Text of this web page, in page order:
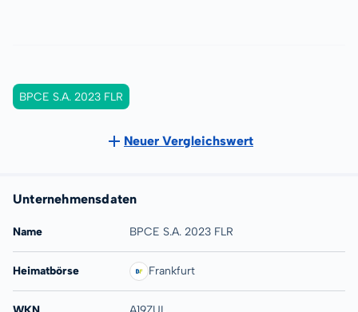
BPCE S.A. 2023 FLR
Neuer Vergleichswert
Unternehmensdaten
Name BPCE S.A. 2023 FLR
Heimatbörse Frankfurt